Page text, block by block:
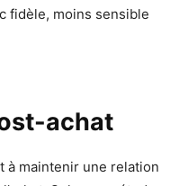
fidèle, moins sensible
achat
à maintenir une relation